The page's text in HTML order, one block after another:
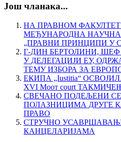
Још чланака...
НА ПРАВНОМ
МЕЂУНАРОДНА
„ПРАВНИ ПРИНЦИПИ У
Г-ДИН БЕРТОЛИНИ,
У ДЕЛЕГАЦИЈИ ЕУ,
ТЕМУ ИЗБОРА ЗА
ЕКИПА „Iustitia“
XVI Mоот court
СВЕЧАНO ПОДЕЉЕНИ
ПОЛАЗНИЦИМА ДРУГЕ
ПРАВО
СТРУЧНО
КАНЦЕЛАРИЈАМА